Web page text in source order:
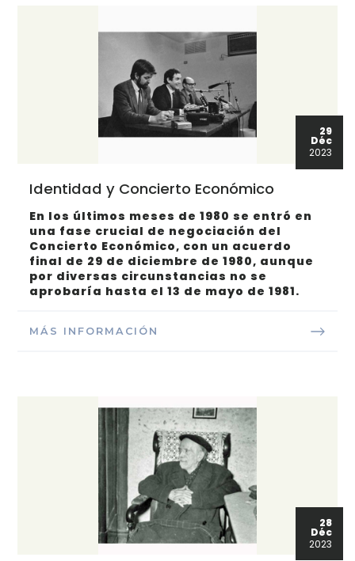
29
Déc
2023
Identidad y Concierto Económico
En los últimos meses de 1980 se entró en
una fase crucial de negociación del
Concierto Económico, con un acuerdo
final de 29 de diciembre de 1980, aunque
por diversas circunstancias no se
aprobaría hasta el 13 de mayo de 1981.
MÁS INFORMACIÓN
28
Déc
2023